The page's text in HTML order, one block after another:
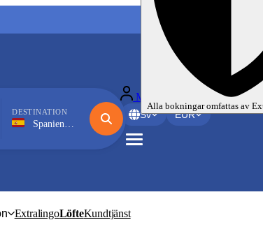
Alla bokningar omfattas av
DESTINATION
Spanien, Madrid
Mina språkresor
Sv EUR
ExtralingoLöfteKundtjänst